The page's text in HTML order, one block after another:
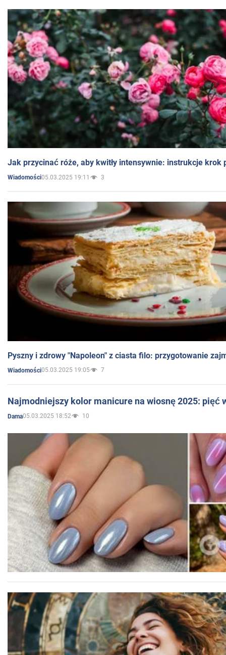
Jak przycinać róże, aby kwitły intensywnie: instrukcje krok
Wiadomości05.03.2025 19:11 3
Pyszny i zdrowy "Napoleon" z ciasta filo: przygotowanie
Wiadomości05.03.2025 19:05 7
Najmodniejszy kolor manicure na wiosnę 2025: pięć
Dama05.03.2025 18:52 10